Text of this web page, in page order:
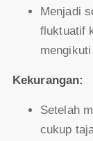
Menjadi
fluktuatif
Kekurangan:
Setelah
cukup